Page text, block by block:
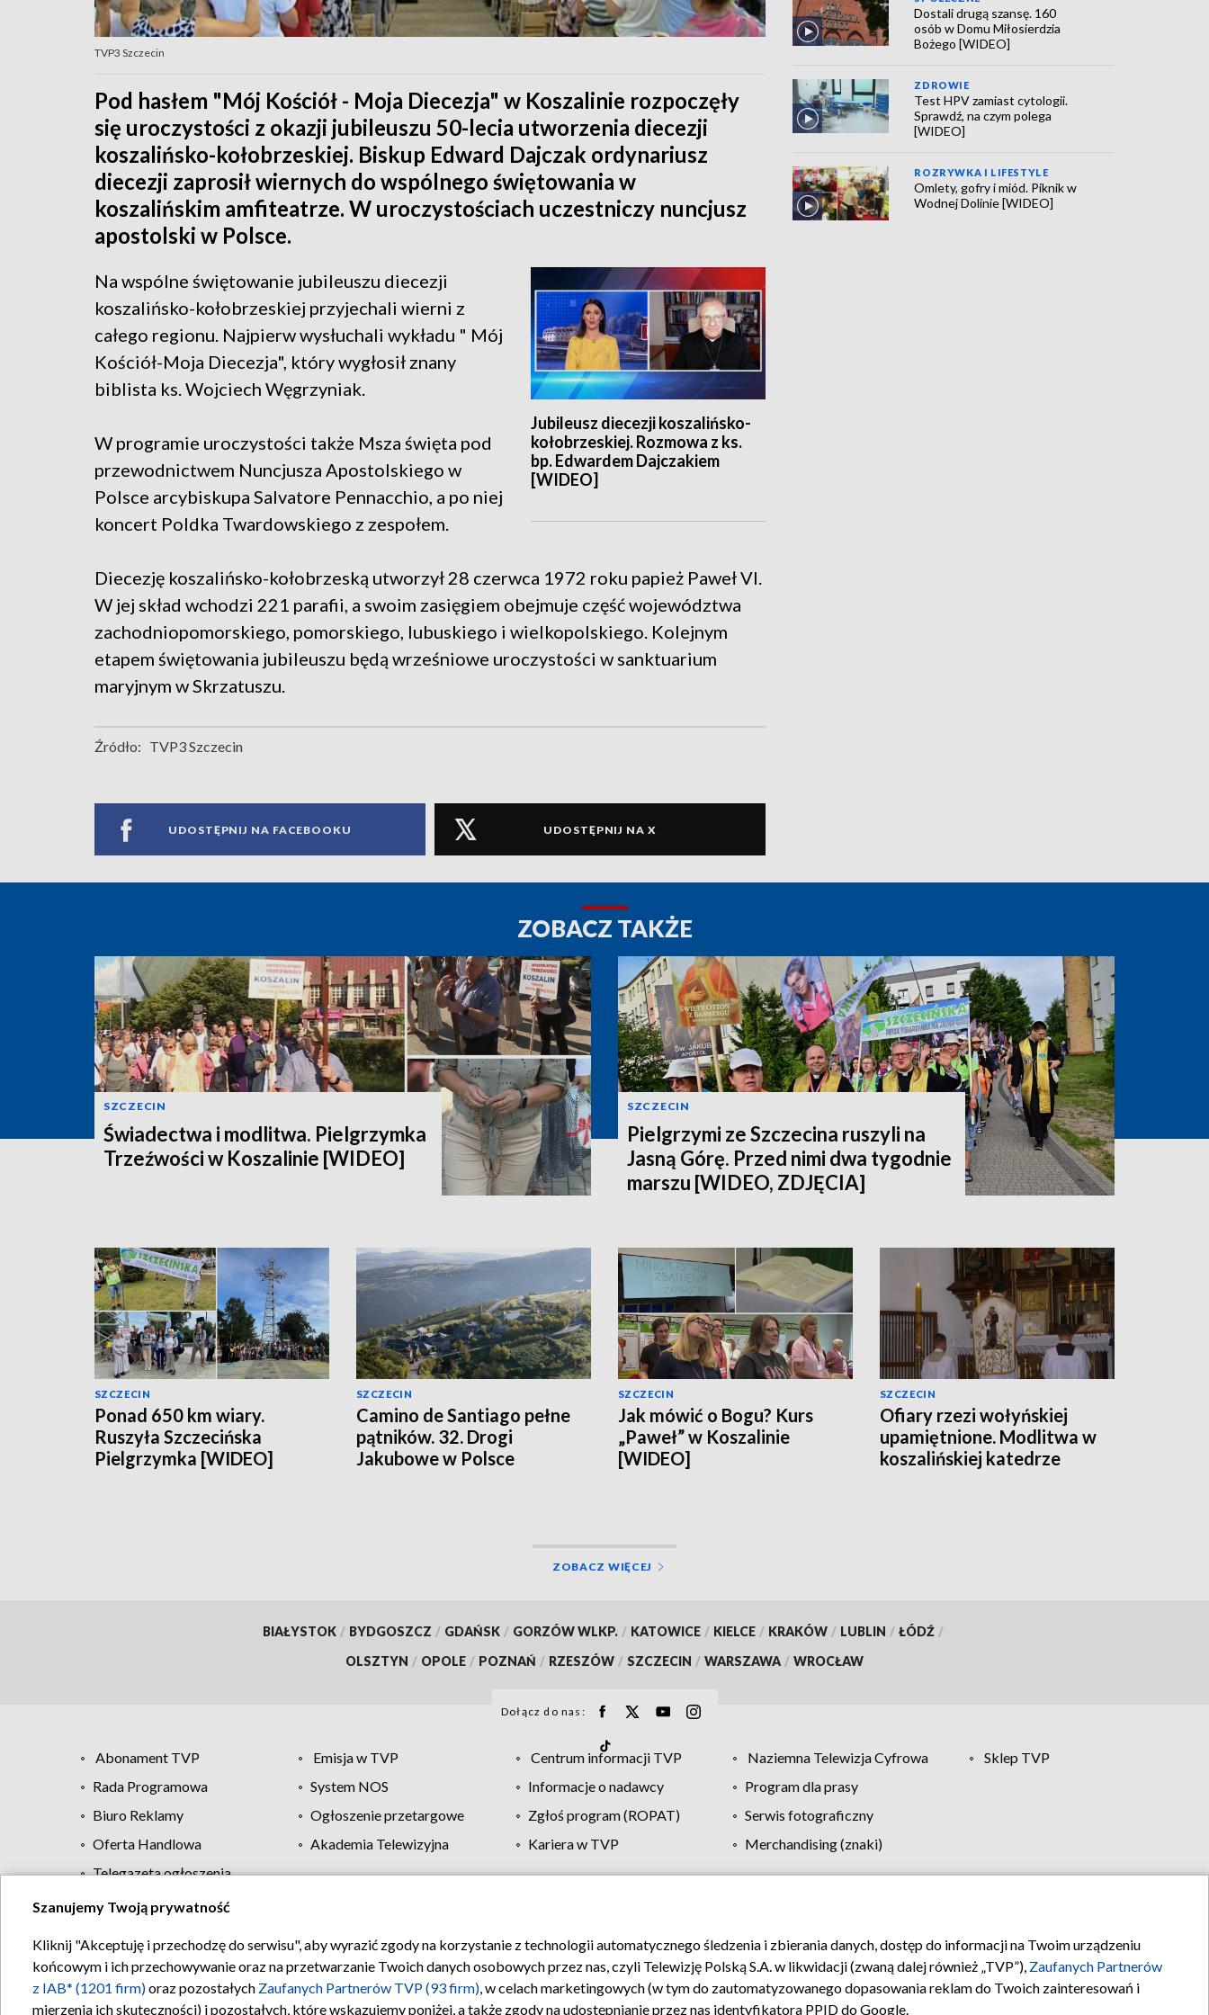
TVP3 Szczecin
Pod hasłem "Mój Kościół - Moja Diecezja" w Koszalinie rozpoczęły
się uroczystości z okazji jubileuszu 50-lecia utworzenia diecezji
koszalińsko-kołobrzeskiej. Biskup Edward Dajczak ordynariusz
diecezji zaprosił wiernych do wspólnego świętowania w
koszalińskim amfiteatrze. W uroczystościach uczestniczy nuncjusz
apostolski w Polsce.
Jubileusz diecezji koszalińsko-
kołobrzeskiej. Rozmowa z ks.
bp. Edwardem Dajczakiem
[WIDEO]
Na wspólne świętowanie jubileuszu diecezji
koszalińsko-kołobrzeskiej przyjechali wierni z
całego regionu. Najpierw wysłuchali wykładu " Mój
Kościół-Moja Diecezja", który wygłosił znany
biblista ks. Wojciech Węgrzyniak.
W programie uroczystości także Msza święta pod
przewodnictwem Nuncjusza Apostolskiego w
Polsce arcybiskupa Salvatore Pennacchio, a po niej
koncert Poldka Twardowskiego z zespołem.
Diecezję koszalińsko-kołobrzeską utworzył 28 czerwca 1972 roku papież Paweł VI.
W jej skład wchodzi 221 parafii, a swoim zasięgiem obejmuje część województwa
zachodniopomorskiego, pomorskiego, lubuskiego i wielkopolskiego. Kolejnym
etapem świętowania jubileuszu będą wrześniowe uroczystości w sanktuarium
maryjnym w Skrzatuszu.
Źródło: TVP3 Szczecin
UDOSTĘPNIJ NA FACEBOOKU UDOSTĘPNIJ NA X
Dostali drugą szansę. 160
osób w Domu Miłosierdzia
Bożego [WIDEO]
ZDROWIE
Test HPV zamiast cytologii.
Sprawdź, na czym polega
[WIDEO]
ROZRYWKA I LIFESTYLE
Omlety, gofry i miód. Piknik w
Wodnej Dolinie [WIDEO]
ZOBACZ TAKŻE
SZCZECIN
Świadectwa i modlitwa. Pielgrzymka
Trzeźwości w Koszalinie [WIDEO]
SZCZECIN
Pielgrzymi ze Szczecina ruszyli na
Jasną Górę. Przed nimi dwa tygodnie
marszu [WIDEO, ZDJĘCIA]
SZCZECIN
Ponad 650 km wiary.
Ruszyła Szczecińska
Pielgrzymka [WIDEO]
SZCZECIN
Camino de Santiago pełne
pątników. 32. Drogi
Jakubowe w Polsce
SZCZECIN
Jak mówić o Bogu? Kurs
„Paweł” w Koszalinie
[WIDEO]
SZCZECIN
Ofiary rzezi wołyńskiej
upamiętnione. Modlitwa w
koszalińskiej katedrze
ZOBACZ WIĘCEJ
BIAŁYSTOK / BYDGOSZCZ / GDAŃSK / GORZÓW WLKP. / KATOWICE / KIELCE / KRAKÓW / LUBLIN / ŁÓDŹ /
OLSZTYN / OPOLE / POZNAŃ / RZESZÓW / SZCZECIN / WARSZAWA / WROCŁAW
Dołącz do nas:
Abonament TVP Emisja w TVP Centrum informacji TVP Naziemna Telewizja Cyfrowa
Sklep TVP
Rada Programowa
System NOS Informacje o nadawcy
Program dla prasy
Biuro Reklamy
Ogłoszenie przetargowe Zgłoś program (ROPAT)
Serwis fotograficzny
Oferta Handlowa
Akademia Telewizyjna Kariera w TVP
Merchandising (znaki)
Telegazeta ogłoszenia
Regulamin TVP Polityka prywatności Moje zgody Pomoc Biuro reklamy Kontakt
Szanujemy Twoją prywatność
Kliknij "Akceptuję i przechodzę do serwisu", aby wyrazić zgody na korzystanie z technologii automatycznego śledzenia i zbierania danych, dostęp do informacji na Twoim urządzeniu
końcowym i ich przechowywanie oraz na przetwarzanie Twoich danych osobowych przez nas, czyli Telewizję Polską S.A. w likwidacji (zwaną dalej również „TVP”), Zaufanych Partnerów
z IAB* (1201 firm)oraz pozostałych Zaufanych Partnerów TVP (93 firm), w celach marketingowych (w tym do zautomatyzowanego dopasowania reklam do Twoich zainteresowań i
mierzenia ich skuteczności) i pozostałych, które wskazujemy poniżej, a także zgody na udostępnianie przez nas identyfikatora PPID do Google.